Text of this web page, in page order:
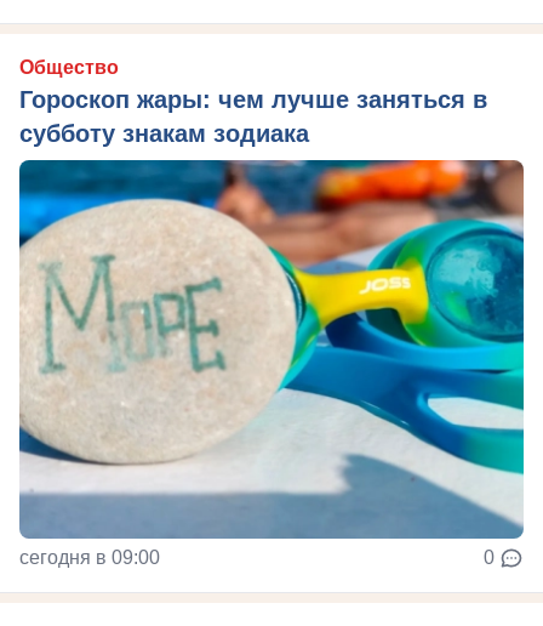
Общество
Гороскоп жары: чем лучше заняться в
субботу знакам зодиака
сегодня в 09:00 0